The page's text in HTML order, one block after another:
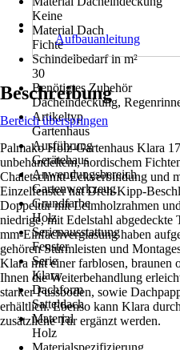
Keine
Material Dach
Fichte
Schindelbedarf in m²
30
Benötigtes Zubehör
Dacheindeckung,
Artikeltyp
Gartenhaus
Ausführung
Gerätehaus
Anwendungsbereich
Gartenwerkzeug
Grundfarbe
Holz
Serienausstattung
Fenster
Serie
Klara
Dachform
Satteldach
Material
Holz
Materialspezifizierung
Aufbauanleitung
Beschreibung
Bereich überspringen
Palmako Holz-Gartenhaus Klara
unbehandeltem, nordischem
Chaletschnitt-Eckverbindung und
Einzelfenster hat Dreh-Kipp-
Doppeltür mit Leimholzrahmen
niedrige, mit Edelstahl
mm-Einfachverglasung haben
gehören Sturmleisten und
Klara mit einer farblosen, braunen
Ihnen die Weiterbehandlung
starker Fussboden, sowie
erhältlich. Ebenso kann Klara
zusätzliche Tür ergänzt werden.